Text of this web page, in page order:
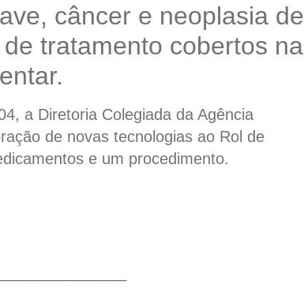
câncer e neoplasia de
tratamento cobertos na
a Diretoria Colegiada da Agência
de novas tecnologias ao Rol de
e um procedimento.